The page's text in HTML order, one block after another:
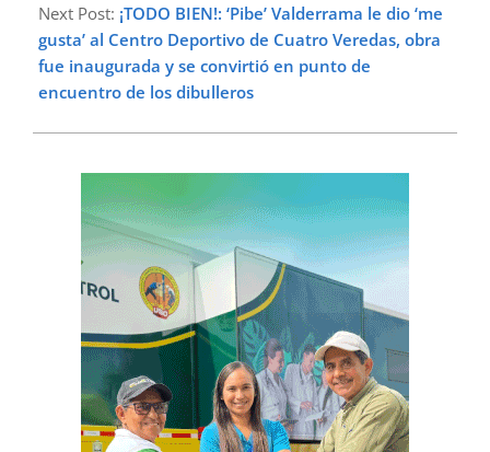
Next Post: ¡TODO BIEN!: ‘Pibe’ Valderrama le dio ‘me
gusta’ al Centro Deportivo de Cuatro Veredas, obra
fue inaugurada y se convirtió en punto de
encuentro de los dibulleros